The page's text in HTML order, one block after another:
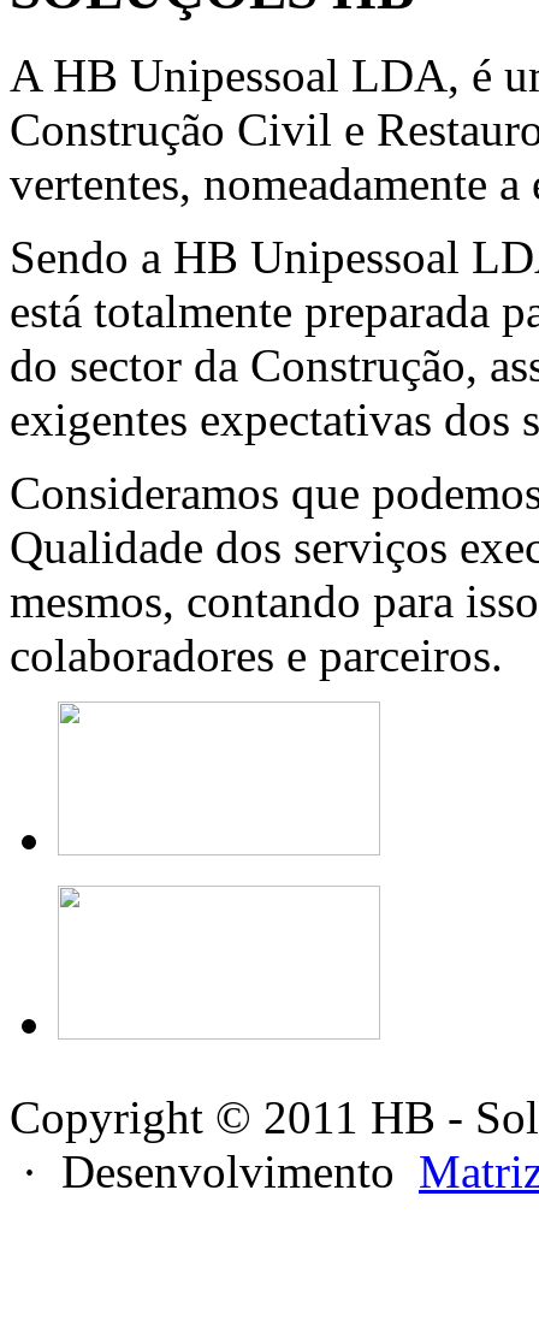
A HB Unipessoal LDA, é
Construção Civil e
vertentes, nomeadamente
Sendo a HB Unipessoal
está totalmente preparada
do sector da Construção,
exigentes expectativas dos
Consideramos que
Qualidade dos serviços
mesmos, contando para
colaboradores e parceiros.
Copyright © 2011 HB -
· Desenvolvimento